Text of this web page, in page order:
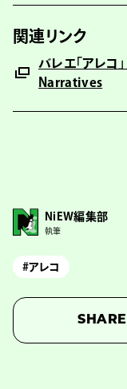
関連リンク
バレエ「アレ
Narratives
NiEW編集部
執筆
#アレコ
SHARE